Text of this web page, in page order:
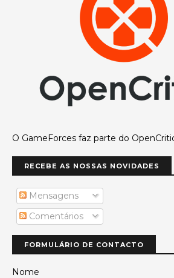
O GameForces faz parte do
RECEBE AS NOSSAS NOVIDADES
Mensagens
Comentários
FORMULÁRIO DE CONTACTO
Nome